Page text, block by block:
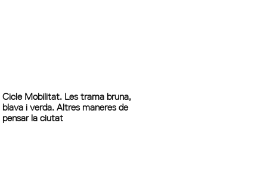
Cicle Mobilitat. Les trama bruna,
blava i verda. Altres maneres de
pensar la ciutat